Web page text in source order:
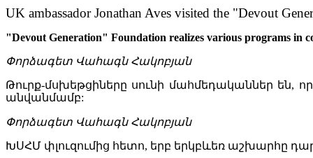
UK ambassador Jonathan Aves visited the "Devout
"Devout Generation" Foundation realizes various programs in
Փորձագետ Վահագն Հակոբյան
Թուրք-մսխեթցիները սունի մահմեդականներ
անվանմամբ:
Փորձագետ Վահագն Հակոբյան
ԽՍՀՄ փլուզումից հետո, երբ երկբևեռ աշխարհը